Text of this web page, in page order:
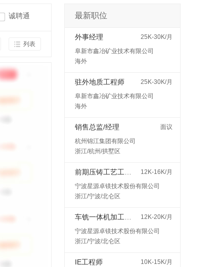
诚聘通
列表
最新职位
外事经理
25K-30K/月
阜新市鑫冶矿业技术有限公司
海外
驻外地质工程师
25K-30K/月
阜新市鑫冶矿业技术有限公司
海外
销售总监/经理
面议
杭州锦江集团有限公司
浙江/杭州/拱墅区
12K-16K/月
宁波星源卓镁技术股份有限公司
浙江/宁波/北仑区
12K-20K/月
宁波星源卓镁技术股份有限公司
浙江/宁波/北仑区
IE工程师
10K-15K/月